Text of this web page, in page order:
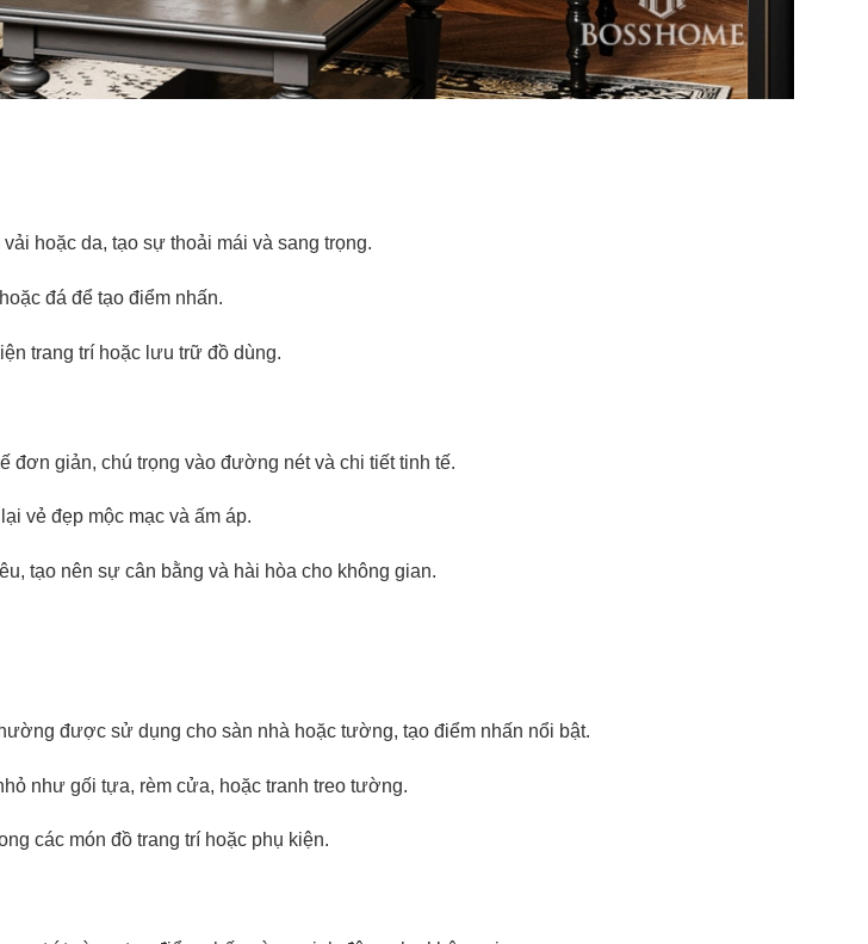
hoặc da, tạo sự thoải mái và sang trọng.
đá để tạo điểm nhấn.
trang trí hoặc lưu trữ đồ dùng.
đơn giản, chú trọng vào đường nét và chi tiết tinh tế.
vẻ đẹp mộc mạc và ấm áp.
tạo nên sự cân bằng và hài hòa cho không gian.
được sử dụng cho sàn nhà hoặc tường, tạo điểm nhấn nổi bật.
như gối tựa, rèm cửa, hoặc tranh treo tường.
các món đồ trang trí hoặc phụ kiện.